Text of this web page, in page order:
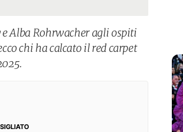
Alba Rohrwacher agli ospiti
chi ha calcato il red carpet